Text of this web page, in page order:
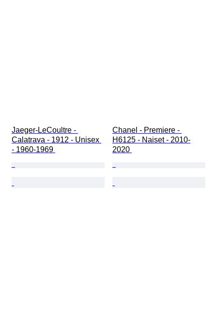
Jaeger-LeCoultre -
Calatrava - 1912 - Unisex
- 1960-1969
Chanel - Premiere -
H6125 - Naiset - 2010-
2020